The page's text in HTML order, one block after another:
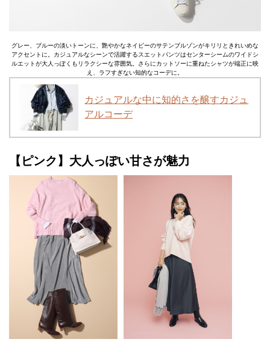
グレー、ブルーの淡いトーンに、艶やかなネイビーのサテンブルゾンがキリリときれいめな
アクセントに。カジュアルなシーンで活躍するスエットパンツはセンターシームのワイドシ
ルエットが大人っぽくもリラクシーな雰囲気。さらにカットソーに重ねたシャツが端正に映
え、ラフすぎない知的なコーデに。
カジュアルな中に知的さを醸すカジュ
アルコーデ
【ピンク】大人っぽい甘さが魅力